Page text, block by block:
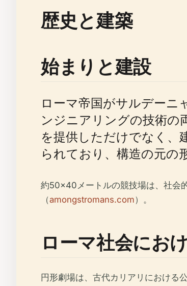
歴史と建築
始まりと建設
ローマ帝国がサルデーニ
ンジニアリングの技術の
を提供しただけでなく、
られており、構造の元の
約50×40メートルの競技場は、社会
（amongstromans.com）。
ローマ社会にお
円形劇場は、古代カリアリにおける